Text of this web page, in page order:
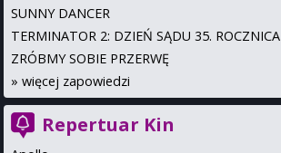
SUNNY DANCER
TERMINATOR 2: DZIEŃ SĄDU 35. ROCZNICA
ZRÓBMY SOBIE PRZERWĘ
» więcej zapowiedzi
Repertuar Kin